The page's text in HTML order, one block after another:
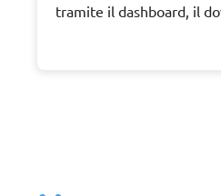
tramite il dashboard, il